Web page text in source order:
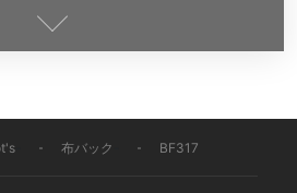
布バック BF317